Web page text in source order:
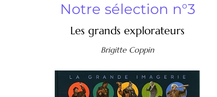
Notre sélection n°3
Les grands explorateurs
Brigitte Coppin